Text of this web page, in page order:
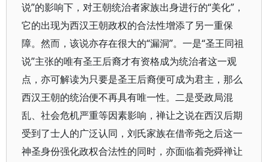
说”的影响下，对王朝统治者家族出身进行的“美化”，
它的出现为西汉王朝政权的合法性增添了另一重保
障。然而，该说亦存在很大的“漏洞”。一是“圣王同祖
说”主张的唯有圣王后裔才有资格成为统治者这一观
点，亦可解读为只要是圣王后裔便可成为君主，那么
西汉王朝的统治便不再具有唯一性。二是受政局混
乱、社会危机严重等因素影响，禅让之说在西汉后期
受到了士人的广泛认同，刘氏家族在借帝尧之后这一
神圣身份强化政权合法性的同时，亦面临着尧舜禅让